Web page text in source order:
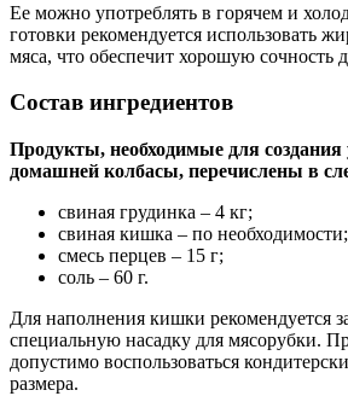
Ее можно употреблять в горячем и
готовки рекомендуется использовать
мяса, что обеспечит хорошую сочность
Состав ингредиентов
Продукты, необходимые для создания
домашней колбасы, перечислены в
свиная грудинка – 4 кг;
свиная кишка – по необходимости;
смесь перцев – 15 г;
соль – 60 г.
Для наполнения кишки рекомендуется
специальную насадку для мясорубки.
допустимо воспользоваться
размера.